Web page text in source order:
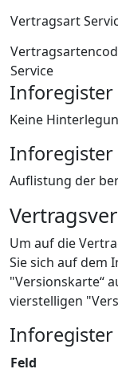
Vertragsart
Service
Keine
Inforegister
Auflistung der
Um auf die
Sie sich auf dem
"Versionskarte“
vierstelligen
Inforegister
Feld